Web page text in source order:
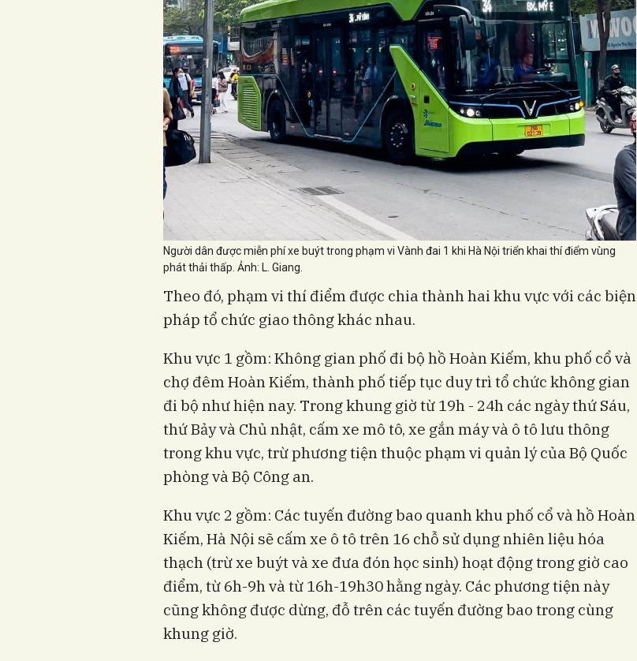
Người dân được miễn phí xe buýt trong phạm vi Vành đai 1 khi Hà Nội triển khai thí điểm vùng
phát thải thấp. Ảnh: L. Giang.
Theo đó, phạm vi thí điểm được chia thành hai khu vực với các biện
pháp tổ chức giao thông khác nhau.
Khu vực 1 gồm: Không gian phố đi bộ hồ Hoàn Kiếm, khu phố cổ và
chợ đêm Hoàn Kiếm, thành phố tiếp tục duy trì tổ chức không gian
đi bộ như hiện nay. Trong khung giờ từ 19h - 24h các ngày thứ Sáu,
thứ Bảy và Chủ nhật, cấm xe mô tô, xe gắn máy và ô tô lưu thông
trong khu vực, trừ phương tiện thuộc phạm vi quản lý của Bộ Quốc
phòng và Bộ Công an.
Khu vực 2 gồm: Các tuyến đường bao quanh khu phố cổ và hồ Hoàn
Kiếm, Hà Nội sẽ cấm xe ô tô trên 16 chỗ sử dụng nhiên liệu hóa
thạch (trừ xe buýt và xe đưa đón học sinh) hoạt động trong giờ cao
điểm, từ 6h-9h và từ 16h-19h30 hằng ngày. Các phương tiện này
cũng không được dừng, đỗ trên các tuyến đường bao trong cùng
khung giờ.